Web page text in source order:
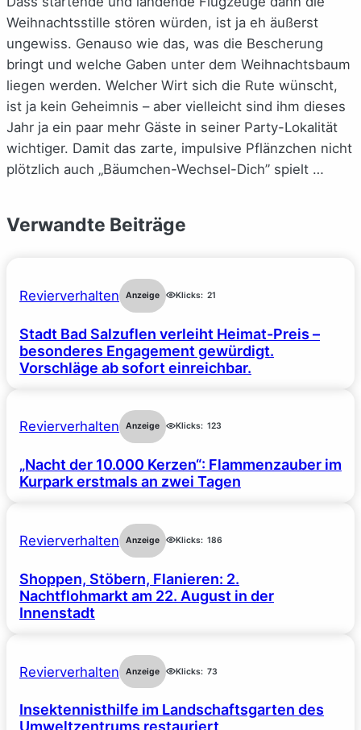
Weihnachtsstille stören würden, ist ja eh äußerst
ungewiss. Genauso wie das, was die Bescherung
bringt und welche Gaben unter dem Weihnachtsbaum
liegen werden. Welcher Wirt sich die Rute wünscht,
ist ja kein Geheimnis – aber vielleicht sind ihm dieses
Jahr ja ein paar mehr Gäste in seiner Party-Lokalität
wichtiger. Damit das zarte, impulsive Pflänzchen nicht
plötzlich auch „Bäumchen-Wechsel-Dich” spielt …
Verwandte Beiträge
Revierverhalten Anzeige Klicks: 21
Stadt Bad Salzuflen verleiht Heimat-Preis –
besonderes Engagement gewürdigt.
Vorschläge ab sofort einreichbar.
Revierverhalten Anzeige Klicks: 123
„Nacht der 10.000 Kerzen“: Flammenzauber im
Kurpark erstmals an zwei Tagen
Revierverhalten Anzeige Klicks: 186
Shoppen, Stöbern, Flanieren: 2.
Nachtflohmarkt am 22. August in der
Innenstadt
Revierverhalten Anzeige Klicks: 73
Insektennisthilfe im Landschaftsgarten des